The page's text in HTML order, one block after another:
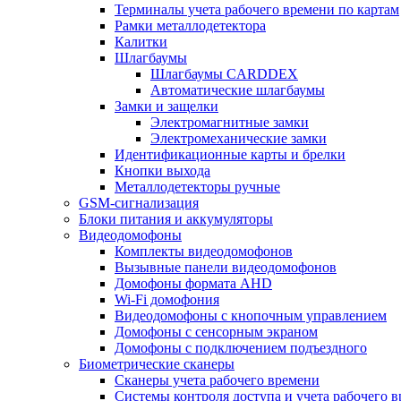
Терминалы учета рабочего времени по картам
Рамки металлодетектора
Калитки
Шлагбаумы
Шлагбаумы CARDDEX
Автоматические шлагбаумы
Замки и защелки
Электромагнитные замки
Электромеханические замки
Идентификационные карты и брелки
Кнопки выхода
Металлодетекторы ручные
GSM-сигнализация
Блоки питания и аккумуляторы
Видеодомофоны
Комплекты видеодомофонов
Вызывные панели видеодомофонов
Домофоны формата AHD
Wi-Fi домофония
Видеодомофоны с кнопочным управлением
Домофоны с сенсорным экраном
Домофоны с подключением подъездного
Биометрические сканеры
Сканеры учета рабочего времени
Системы контроля доступа и учета рабочего